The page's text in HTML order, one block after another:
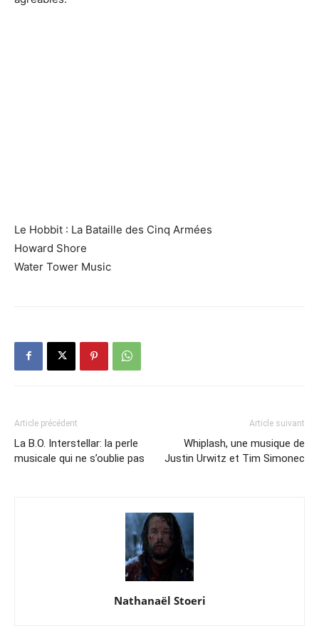
Le Hobbit : La Bataille des Cinq Armées
Howard Shore
Water Tower Music
Article précédent
La B.O. Interstellar: la perle
musicale qui ne s’oublie pas
Article suivant
Whiplash, une musique de
Justin Urwitz et Tim Simonec
Nathanaël Stoeri